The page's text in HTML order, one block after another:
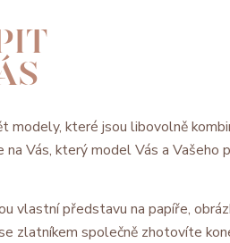
modely, které jsou libovolně
Vás, který model Vás a Vašeho
vlastní představu na papíře,
zlatníkem společně zhotovíte